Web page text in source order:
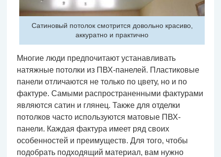
Сатиновый потолок смотрится довольно красиво,
аккуратно и практично
Многие люди предпочитают устанавливать
натяжные потолки из ПВХ-панелей. Пластиковые
панели отличаются не только по цвету, но и по
фактуре. Самыми распространенными фактурами
являются сатин и глянец. Также для отделки
потолков часто используются матовые ПВХ-
панели. Каждая фактура имеет ряд своих
особенностей и преимуществ. Для того, чтобы
подобрать подходящий материал, вам нужно